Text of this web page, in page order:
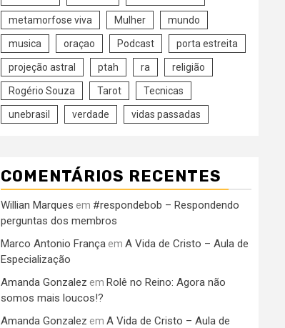
metamorfose viva Mulher mundo
musica oraçao Podcast porta estreita
projeção astral ptah ra religião
Rogério Souza Tarot Tecnicas
unebrasil verdade vidas passadas
COMENTÁRIOS RECENTES
Willian Marques em #respondebob – Respondendo
perguntas dos membros
Marco Antonio França em A Vida de Cristo – Aula de
Especialização
Amanda Gonzalez em Rolê no Reino: Agora não
somos mais loucos!?
Amanda Gonzalez em A Vida de Cristo – Aula de